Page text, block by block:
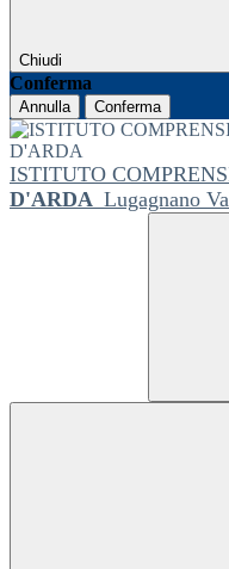
Chiudi
Conferma
Annulla Conferma
ISTITUTO
D'ARDA Lugagnano